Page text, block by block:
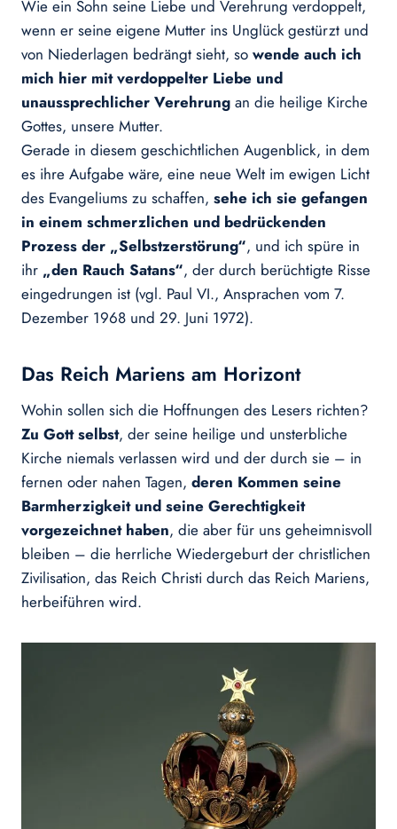
Wie ein Sohn seine Liebe und Verehrung verdoppelt,
wenn er seine eigene Mutter ins Unglück gestürzt und
von Niederlagen bedrängt sieht, so wende auch ich
mich hier mit verdoppelter Liebe und
unaussprechlicher Verehrung an die heilige Kirche
Gottes, unsere Mutter.
Gerade in diesem geschichtlichen Augenblick, in dem
es ihre Aufgabe wäre, eine neue Welt im ewigen Licht
des Evangeliums zu schaffen, sehe ich sie gefangen
in einem schmerzlichen und bedrückenden
Prozess der „Selbstzerstörung“, und ich spüre in
ihr „den Rauch Satans“, der durch berüchtigte Risse
eingedrungen ist (vgl. Paul VI., Ansprachen vom 7.
Dezember 1968 und 29. Juni 1972).
Das Reich Mariens am Horizont
Wohin sollen sich die Hoffnungen des Lesers richten?
Zu Gott selbst, der seine heilige und unsterbliche
Kirche niemals verlassen wird und der durch sie – in
fernen oder nahen Tagen, deren Kommen seine
Barmherzigkeit und seine Gerechtigkeit
vorgezeichnet haben, die aber für uns geheimnisvoll
bleiben – die herrliche Wiedergeburt der christlichen
Zivilisation, das Reich Christi durch das Reich Mariens,
herbeiführen wird.